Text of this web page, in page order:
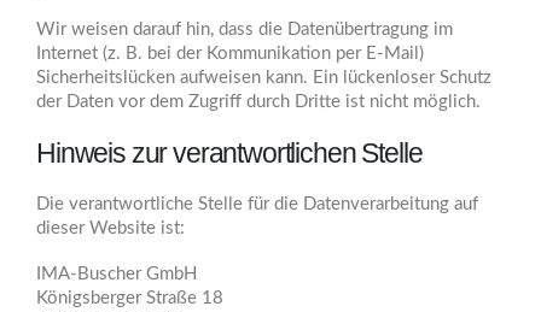
Wir weisen darauf hin, dass die Datenübertragung im
Internet (z. B. bei der Kommunikation per E-Mail)
Sicherheitslücken aufweisen kann. Ein lückenloser Schutz
der Daten vor dem Zugriff durch Dritte ist nicht möglich.
Hinweis zur verantwortlichen Stelle
Die verantwortliche Stelle für die Datenverarbeitung auf
dieser Website ist:
IMA-Buscher GmbH
Königsberger Straße 18